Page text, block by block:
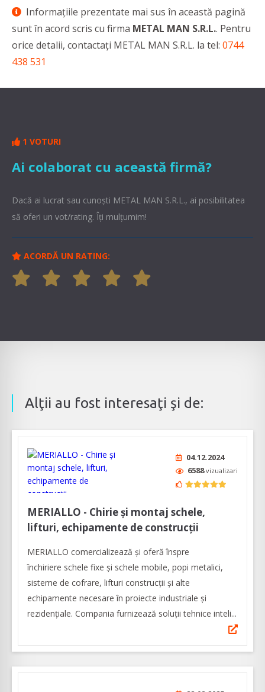
Informaţiile prezentate mai sus în această pagină
sunt în acord scris cu firma METAL MAN S.R.L.. Pentru
orice detalii, contactaţi METAL MAN S.R.L. la tel: 0744
438 531
1 VOTURI
Ai colaborat cu această firmă?
Dacă ai lucrat sau cunoşti METAL MAN S.R.L., ai posibilitatea
să oferi un vot/rating. Îți mulțumim!
ACORDĂ UN RATING:
Alţii au fost interesaţi şi de:
04.12.2024
6588vizualizari
MERIALLO - Chirie și montaj schele,
lifturi, echipamente de construcții
MERIALLO comercializează și oferă înspre
închiriere schele fixe și schele mobile, popi metalici,
sisteme de cofrare, lifturi construcții și alte
echipamente necesare în proiecte industriale și
rezidențiale. Compania furnizează soluții tehnice inteli...